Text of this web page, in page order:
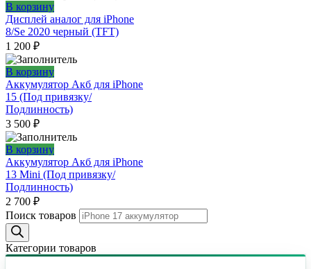
В корзину
Дисплей аналог для iPhone
8/Se 2020 черный (TFT)
1 200 ₽
В корзину
Аккумулятор Акб для iPhone
15 (Под привязку/
Подлинность)
3 500 ₽
В корзину
Аккумулятор Акб для iPhone
13 Mini (Под привязку/
Подлинность)
2 700 ₽
Поиск товаров
Категории товаров